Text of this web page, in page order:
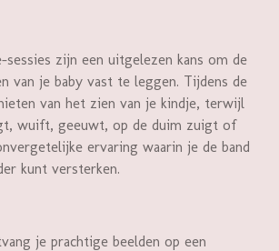
sessies zijn een uitgelezen kans om de
van je baby vast te leggen. Tijdens de
van het zien van je kindje, terwijl
wuift, geeuwt, op de duim zuigt of
ervaring waarin je de band
kunt versterken.
je prachtige beelden op een